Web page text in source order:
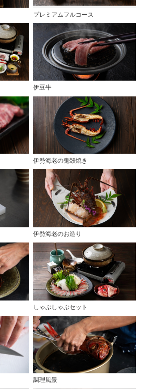
プレミアムフルコース
伊豆牛
伊勢海老の鬼殻焼き
伊勢海老のお造り
しゃぶしゃぶセット
調理風景